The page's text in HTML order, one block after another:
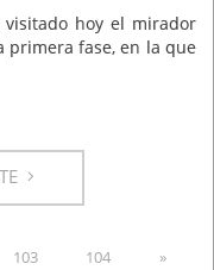
visitado hoy el mirador
primera fase, en la que
103 104 »